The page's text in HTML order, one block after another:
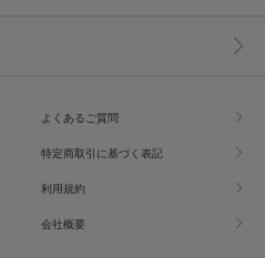
よくあるご質問
特定商取引に基づく表記
利用規約
会社概要